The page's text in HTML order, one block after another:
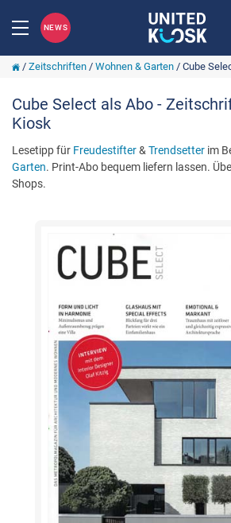
NEWS
/ Zeitschriften/ Wohnen & Garten/ Cube
Cube Select als Abo -
Kiosk
Lesetipp für Freudestifter& Trendsetter im
Garten. Print-Abo bequem liefern lassen.
Shops.